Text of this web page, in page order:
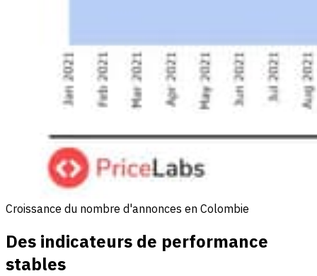
Croissance du nombre d'annonces en Colombie
Des indicateurs de performance
stables